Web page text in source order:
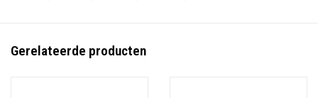
Gerelateerde producten